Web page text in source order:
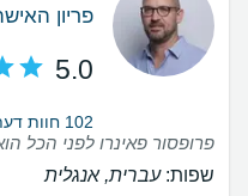
פריון
5.0
102 חוות דעת על רפואת נשים/גינקולוגיה
שפות:עברית, אנגלית